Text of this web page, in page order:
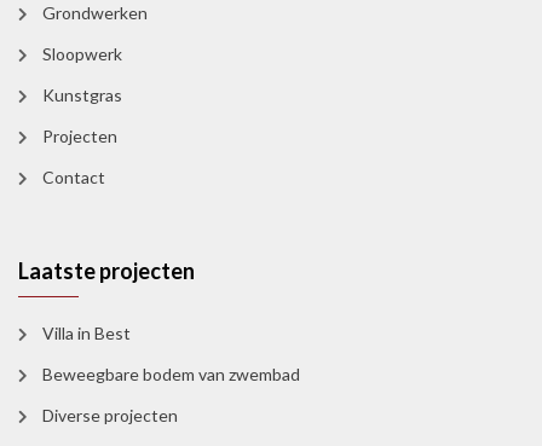
Grondwerken
Sloopwerk
Kunstgras
Projecten
Contact
Laatste projecten
Villa in Best
Beweegbare bodem van zwembad
Diverse projecten